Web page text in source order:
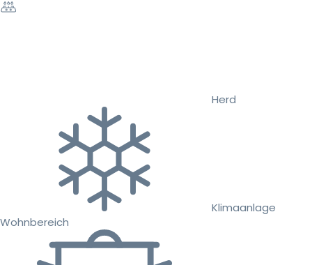
Herd
Klimaanlage
Wohnbereich